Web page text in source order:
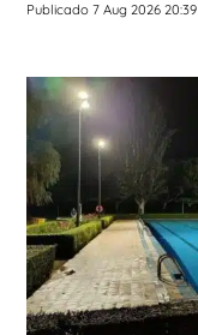
Publicado 7 Aug 2026 20:39